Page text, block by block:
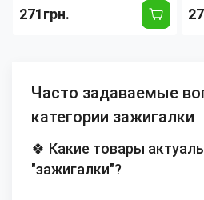
271грн.
Часто задаваемые
категории зажигалки
🍀 Какие товары
"зажигалки"?